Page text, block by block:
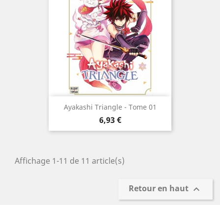
Ayakashi Triangle - Tome 01
Prix
6,93 €
Affichage 1-11 de 11 article(s)
Retour en haut 